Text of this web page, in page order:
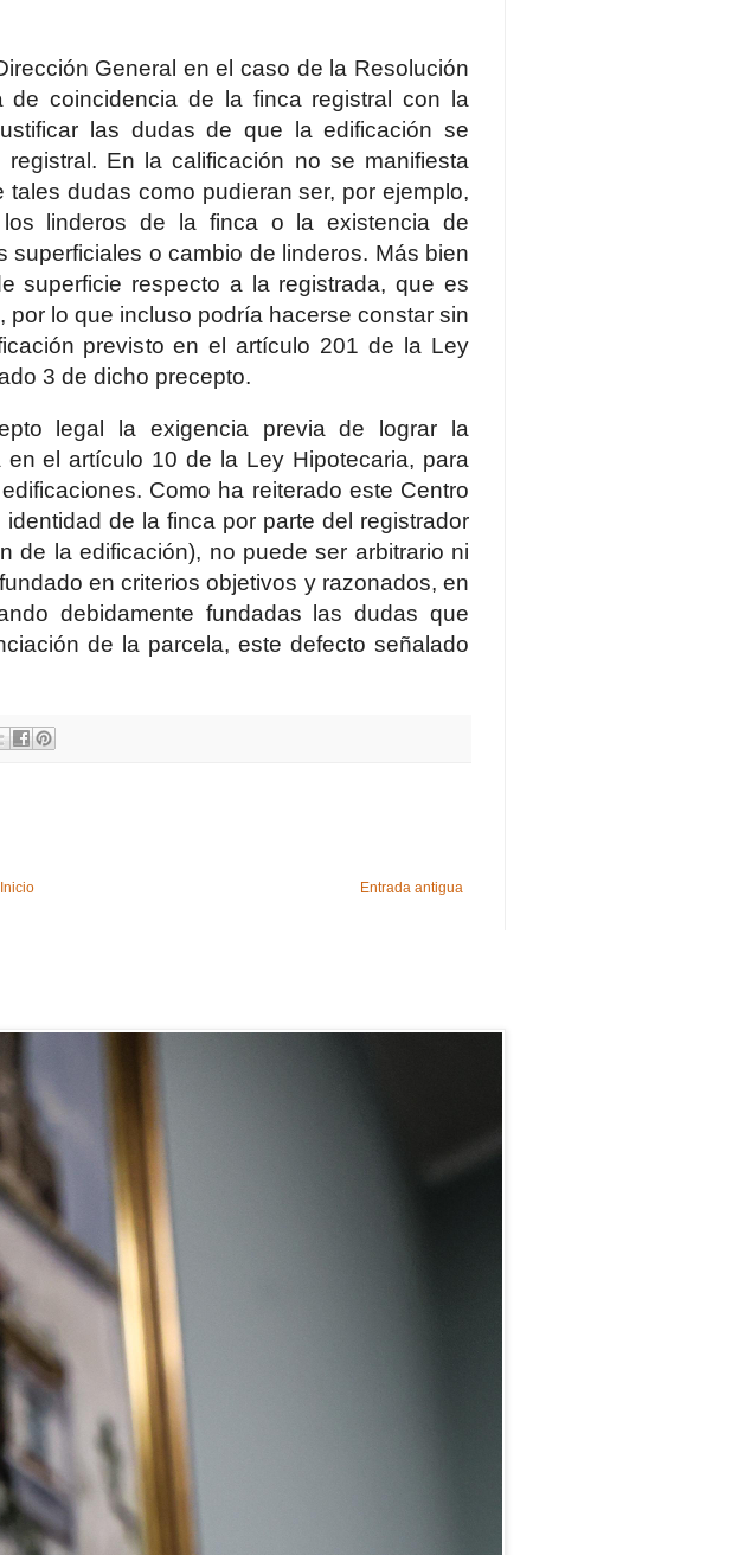
General en el caso de la Resolución
coincidencia de la finca registral con la
las dudas de que la edificación se
En la calificación no se manifiesta
dudas como pudieran ser, por ejemplo,
linderos de la finca o la existencia de
o cambio de linderos. Más bien
superficie respecto a la registrada, que es
lo que incluso podría hacerse constar sin
previsto en el artículo 201 de la Ley
3 de dicho precepto.
legal la exigencia previa de lograr la
el artículo 10 de la Ley Hipotecaria, para
Como ha reiterado este Centro
de la finca por parte del registrador
de la edificación), no puede ser arbitrario ni
en criterios objetivos y razonados, en
debidamente fundadas las dudas que
de la parcela, este defecto señalado
Entrada antigua
Inicio